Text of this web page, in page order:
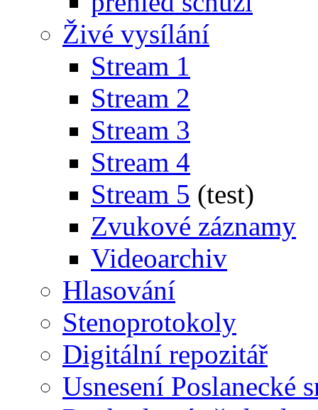
Živé vysílání
Stream 1
Stream 2
Stream 3
Stream 4
Stream 5 (test)
Zvukové záznamy
Videoarchiv
Hlasování
Stenoprotokoly
Digitální repozitář
Usnesení Poslanecké